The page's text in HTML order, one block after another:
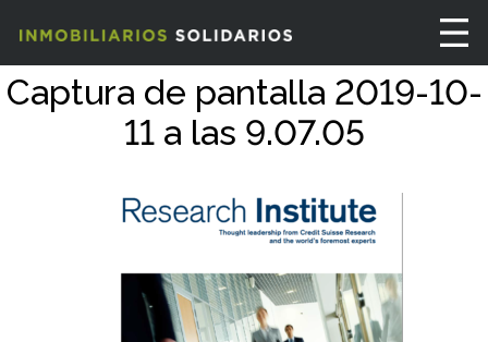
Captura de pantalla 2019-10-
11 a las 9.07.05